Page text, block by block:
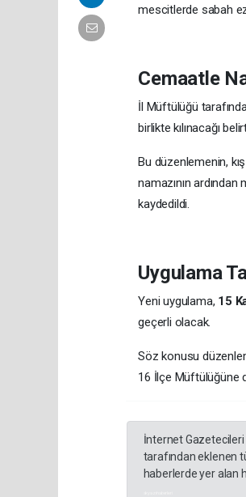
mescitlerde sabah
Cemaatle
İl Müftülüğü
birlikte kılınacağı
Bu düzenlemenin,
namazının
kaydedildi.
Uygulama
Yeni uygulama, 15
geçerli olacak.
Söz konusu
16 İlçe Müftülüğüne
İnternet Gazetecileri
tarafından eklenen
haberlerde yer alan